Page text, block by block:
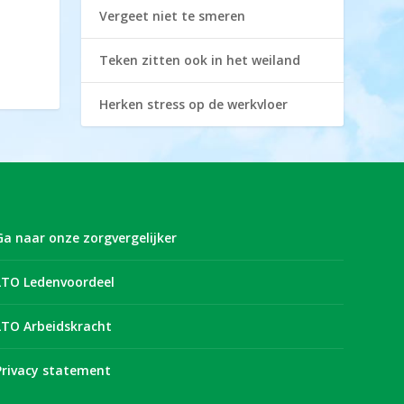
Vergeet niet te smeren
Teken zitten ook in het weiland
Herken stress op de werkvloer
naar onze zorgvergelijker
Ledenvoordeel
Arbeidskracht
statement